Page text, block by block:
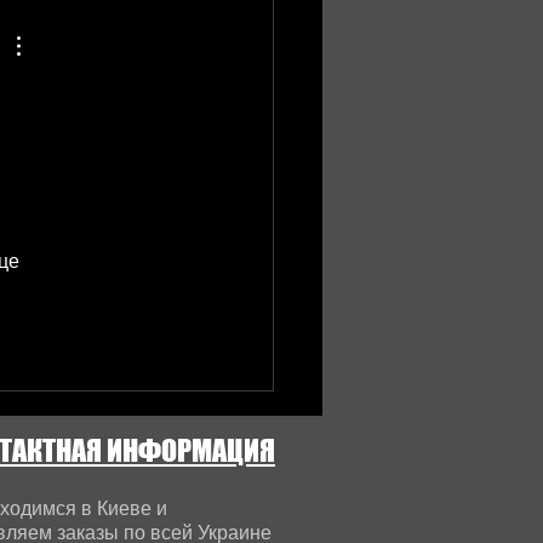
ИНФОРМАЦИЯ
в Киеве и
заказы по всей Украине